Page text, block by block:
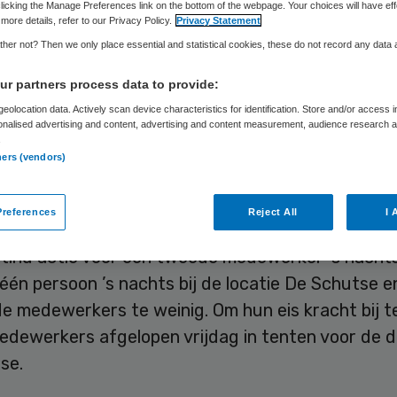
medewerkers in gesprek te gaan met de
over de hoge werkdruk in De Schutse.
& Welzijn voert al enige tijd met medewerkers
actie voor een tweede medewerker ’s
persoon ’s nachts bij de locatie De Schutse
medewerkers te weinig. Om hun eis kracht bij
afgelopen vrijdag in tenten voor de
the Manage Preferences link on the bottom of the webpage. Your choices will have
details, refer to our Privacy Policy. Privacy Statement
not? Then we only place essential and statistical cookies, these do not record any data
partners process data to provide:
data. Actively scan device characteristics for identification. Store and/or access
advertising and content, advertising and content measurement, audience research
(vendors)
Reject All I